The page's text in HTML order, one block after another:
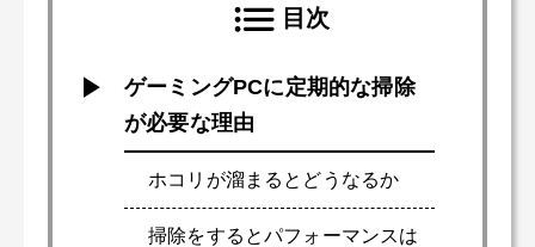
目次
ゲーミングPCに定期的な掃除
が必要な理由
ホコリが溜まるとどうなるか
掃除をするとパフォーマンスは